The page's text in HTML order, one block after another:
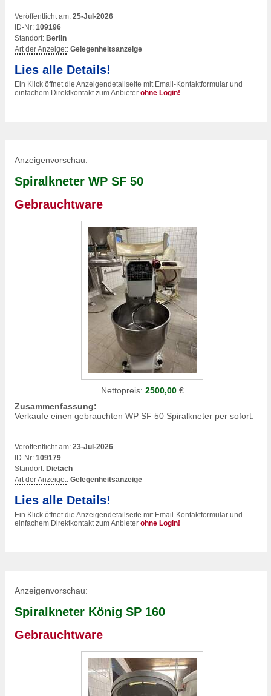
Veröffentlicht am: 25-Jul-2026
ID-Nr: 109196
Standort: Berlin
Art der Anzeige:: Gelegenheitsanzeige
Lies alle Details!
Ein Klick öffnet die Anzeigendetailseite mit Email-Kontaktformular und
einfachem Direktkontakt zum Anbieter ohne Login!
Anzeigenvorschau:
Spiralkneter WP SF 50
Gebrauchtware
Nettopreis: 2500,00€
Zusammenfassung:
Verkaufe einen gebrauchten WP SF 50 Spiralkneter per sofort.
Veröffentlicht am: 23-Jul-2026
ID-Nr: 109179
Standort: Dietach
Art der Anzeige:: Gelegenheitsanzeige
Lies alle Details!
Ein Klick öffnet die Anzeigendetailseite mit Email-Kontaktformular und
einfachem Direktkontakt zum Anbieter ohne Login!
Anzeigenvorschau:
Spiralkneter König SP 160
Gebrauchtware